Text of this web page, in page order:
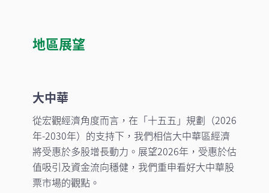
地區展望
大中華
從宏觀經濟角度而言，在「十五五」規劃（2026
年-2030年）的支持下，我們相信大中華區經濟
將受惠於多股增長動力。展望2026年，受惠於估
值吸引及資金流向穩健，我們重申看好大中華股
票市場的觀點。